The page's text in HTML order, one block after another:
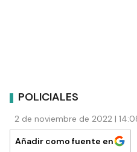
POLICIALES
2 de noviembre de 2022 |
Añadir como fuente en